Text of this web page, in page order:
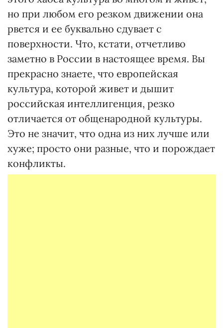
но при любом его резком движении она
рвется и ее буквально сдувает с
поверхности. Что, кстати, отчетливо
заметно в России в настоящее время. Вы
прекрасно знаете, что европейская
культура, которой живет и дышит
российская интеллигенция, резко
отличается от общенародной культуры.
Это не значит, что одна из них лучше или
хуже; просто они разные, что и порождает
конфликты.